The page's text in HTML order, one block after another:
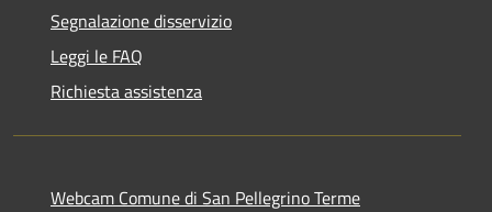
Segnalazione disservizio
Leggi le FAQ
Richiesta assistenza
Webcam Comune di San Pellegrino Terme